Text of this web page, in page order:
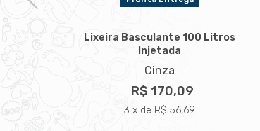
Lixeira Basculante 100 Litros
Injetada
Cinza
R$ 170,09
3 x de R$ 56,69